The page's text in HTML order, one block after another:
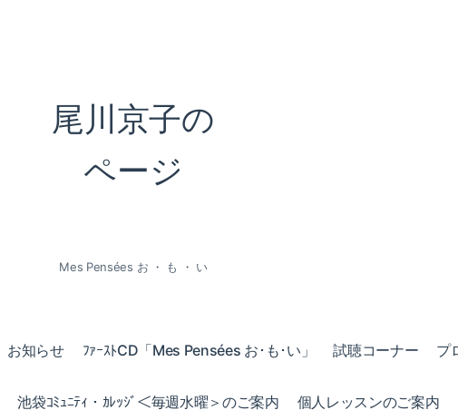
尾川京子の
ページ
Mes Pensées お ・ も ・ い
お知らせ ﾌｧｰｽﾄCD「Mes Pensées お･も･い」 試聴コーナー プ
池袋ｺﾐｭﾆﾃｨ・ｶﾚｯｼﾞ＜毎週水曜＞のご案内 個人レッスンのご案内